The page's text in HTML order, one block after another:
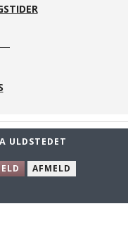
ULDSTEDET
AFMELD